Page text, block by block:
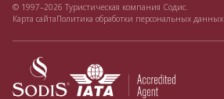
© 1997–2026 Туристическая компания Содис.
Карта сайтаПолитика обработки персональных данных